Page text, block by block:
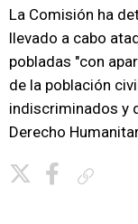
La Comisión ha
llevado a cabo
pobladas "con
de la población
indiscriminados y
Derecho